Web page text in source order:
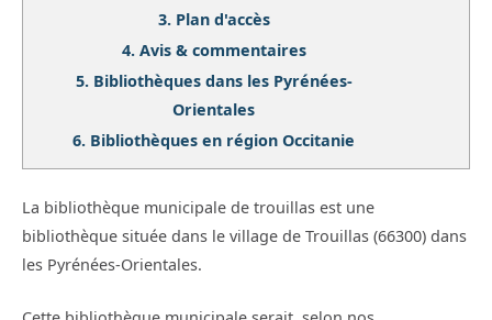
3. Plan d'accès
4. Avis & commentaires
5. Bibliothèques dans les Pyrénées-
Orientales
6. Bibliothèques en région Occitanie
La bibliothèque municipale de trouillas est une
bibliothèque située dans le village de Trouillas (66300) dans
les Pyrénées-Orientales.